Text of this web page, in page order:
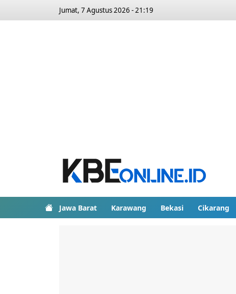
Jumat, 7 Agustus 2026 - 21:19
Jawa Barat Karawang Bekasi Cikarang